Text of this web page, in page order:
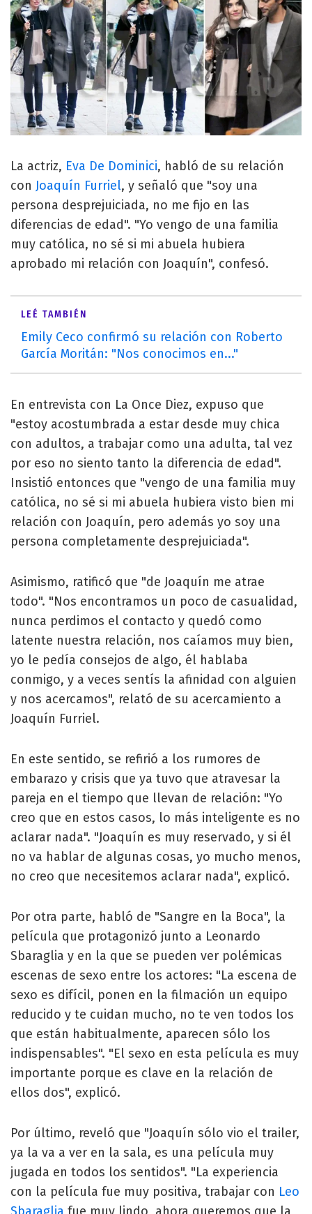
La actriz, Eva De Dominici, habló de su relación
con Joaquín Furriel, y señaló que "soy una
persona desprejuiciada, no me fijo en las
diferencias de edad". "Yo vengo de una familia
muy católica, no sé si mi abuela hubiera
aprobado mi relación con Joaquín", confesó.
LEÉ TAMBIÉN
Emily Ceco confirmó su relación con Roberto
García Moritán: "Nos conocimos en..."
En entrevista con La Once Diez, expuso que
"estoy acostumbrada a estar desde muy chica
con adultos, a trabajar como una adulta, tal vez
por eso no siento tanto la diferencia de edad".
Insistió entonces que "vengo de una familia muy
católica, no sé si mi abuela hubiera visto bien mi
relación con Joaquín, pero además yo soy una
persona completamente desprejuiciada".
Asimismo, ratificó que "de Joaquín me atrae
todo". "Nos encontramos un poco de casualidad,
nunca perdimos el contacto y quedó como
latente nuestra relación, nos caíamos muy bien,
yo le pedía consejos de algo, él hablaba
conmigo, y a veces sentís la afinidad con alguien
y nos acercamos", relató de su acercamiento a
Joaquín Furriel.
En este sentido, se refirió a los rumores de
embarazo y crisis que ya tuvo que atravesar la
pareja en el tiempo que llevan de relación: "Yo
creo que en estos casos, lo más inteligente es no
aclarar nada". "Joaquín es muy reservado, y si él
no va hablar de algunas cosas, yo mucho menos,
no creo que necesitemos aclarar nada", explicó.
Por otra parte, habló de "Sangre en la Boca", la
película que protagonizó junto a Leonardo
Sbaraglia y en la que se pueden ver polémicas
escenas de sexo entre los actores: "La escena de
sexo es difícil, ponen en la filmación un equipo
reducido y te cuidan mucho, no te ven todos los
que están habitualmente, aparecen sólo los
indispensables". "El sexo en esta película es muy
importante porque es clave en la relación de
ellos dos", explicó.
Por último, reveló que "Joaquín sólo vio el trailer,
ya la va a ver en la sala, es una película muy
jugada en todos los sentidos". "La experiencia
con la película fue muy positiva, trabajar con Leo